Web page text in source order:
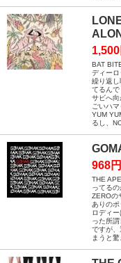
BAT
ディー
繰り返
てるん
サビへ
ごいハ
YUM
るし、
968
THE
ってる
ZEROの
ありのポ
ロディ
った所
ですが
まうと驚